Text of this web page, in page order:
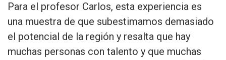
Para el profesor Carlos, esta experiencia es
una muestra de que subestimamos demasiado
el potencial de la región y resalta que hay
muchas personas con talento y que muchas